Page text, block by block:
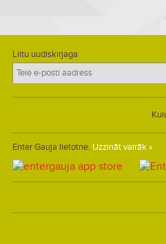
Liitu uudiskirjaga
Enter Gauja lietotne. Uzzināt vairāk »